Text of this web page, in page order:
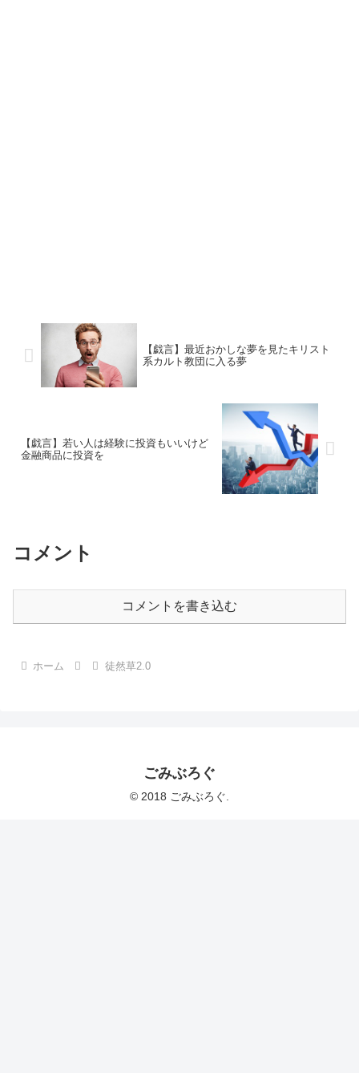
【戯言】最近おかしな夢を見たキリスト
系カルト教団に入る夢
【戯言】若い人は経験に投資もいいけど
金融商品に投資を
コメント
コメントを書き込む
ホーム 徒然草2.0
ごみぶろぐ
© 2018 ごみぶろぐ.